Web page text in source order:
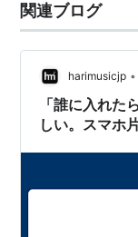
関連ブログ
harimusicjp •
「誰に入れた
しい。スマホ